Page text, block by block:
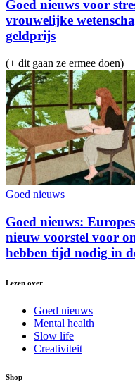
Goed nieuws voor
vrouwelijke
geldprijs
(+ dit gaan ze ermee doen)
Goed nieuws
Goed nieuws:
nieuw voorstel voor
hebben tijd nodig in
Lezen over
Goed nieuws
Mental health
Slow life
Creativiteit
Shop